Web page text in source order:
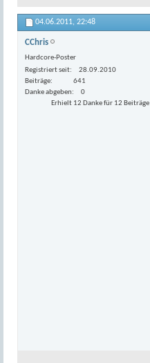
04.06.2011, 22:48
CChris
Hardcore-Poster
Registriert seit
28.09.2010
Beiträge
641
Danke abgeben
0
Erhielt 12 Danke für 12 Beiträge